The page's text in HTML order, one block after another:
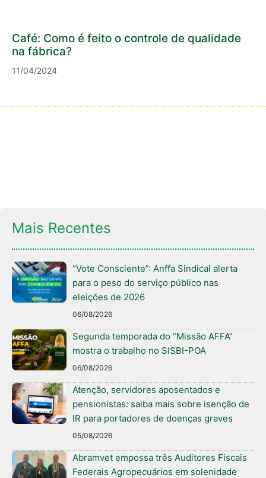
Café: Como é feito o controle de qualidade
na fábrica?
11/04/2024
Mais Recentes
“Vote Consciente”: Anffa Sindical alerta
para o peso do serviço público nas
eleições de 2026
06/08/2026
Segunda temporada do “Missão AFFA”
mostra o trabalho no SISBI-POA
06/08/2026
Atenção, servidores aposentados e
pensionistas: saiba mais sobre isenção de
IR para portadores de doenças graves
05/08/2026
Abramvet empossa três Auditores Fiscais
Federais Agropecuários em solenidade